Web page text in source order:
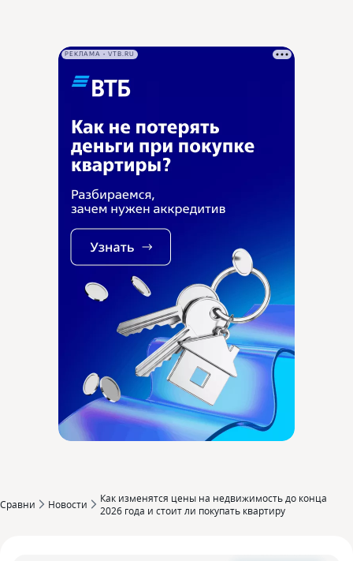
РЕКЛАМА • VTB.RU
Сравни Новости
Как изменятся цены на недвижимость до конца
2026 года и стоит ли покупать квартиру